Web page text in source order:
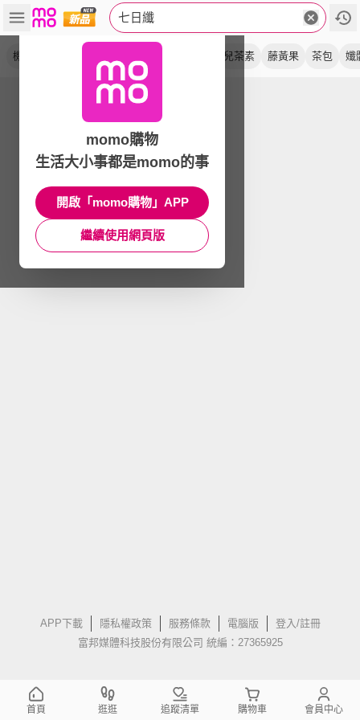
七日纖
機能茶 兒茶素 藤黃果 茶包 孅
APP下載 隱私權政策 服務條款 電腦版
登入/註冊
富邦媒體科技股份有限公司 統編：27365925
momo購物
生活大小事都是momo的事
開啟「momo購物」APP
繼續使用網頁版
首頁 逛逛 追蹤清單 購物車 會員中心